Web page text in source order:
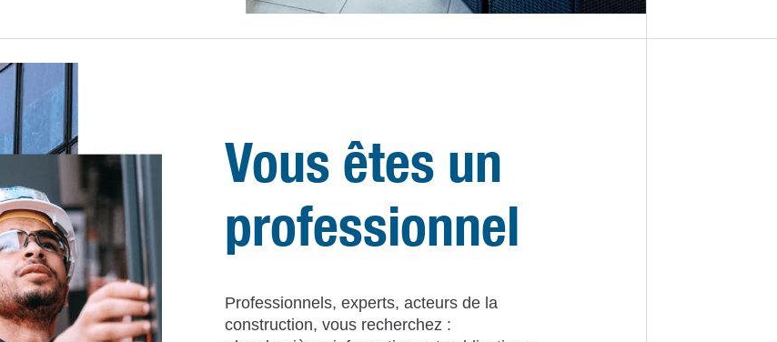
Vous êtes un
professionnel
Professionnels, experts, acteurs de la
construction, vous recherchez :